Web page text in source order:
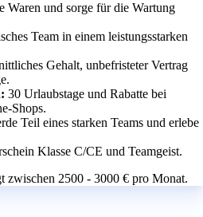
Waren und sorge für die Wartung
Team in einem leistungsstarken
Gehalt, unbefristeter Vertrag
30 Urlaubstage und Rabatte bei
Shops.
Teil eines starken Teams und erlebe
Klasse C/CE und Teamgeist.
zwischen 2500 - 3000 € pro Monat.